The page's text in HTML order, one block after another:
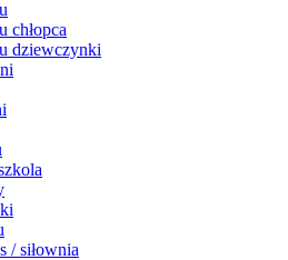
chłopca
dziewczynki
/ siłownia